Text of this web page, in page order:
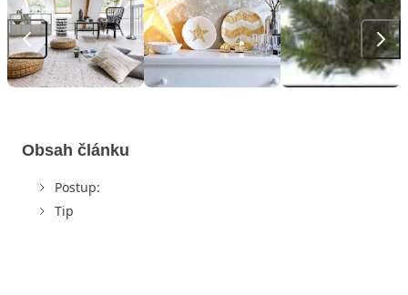
Obsah článku
Postup:
Tip